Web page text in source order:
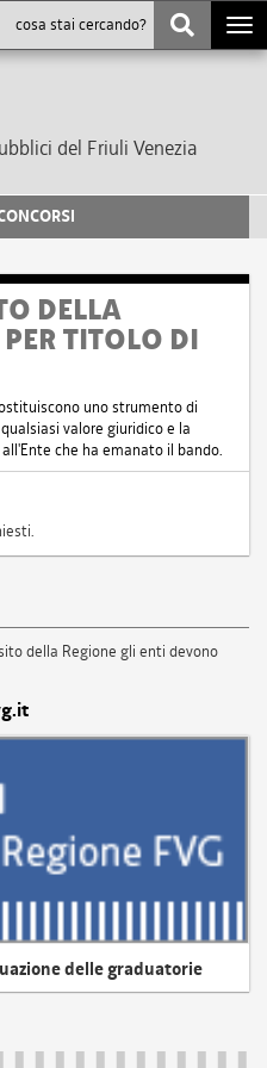
del Friuli Venezia
DELLA
TITOLO DI
uno strumento di
valore giuridico e la
che ha emanato il bando.
della Regione gli enti devono
delle graduatorie